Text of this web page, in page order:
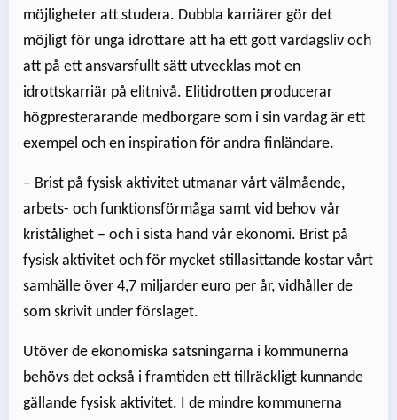
möjligheter att studera. Dubbla karriärer gör det
möjligt för unga idrottare att ha ett gott vardagsliv och
att på ett ansvarsfullt sätt utvecklas mot en
idrottskarriär på elitnivå. Elitidrotten producerar
högpresterarande medborgare som i sin vardag är ett
exempel och en inspiration för andra finländare.
– Brist på fysisk aktivitet utmanar vårt välmående,
arbets- och funktionsförmåga samt vid behov vår
kristålighet – och i sista hand vår ekonomi. Brist på
fysisk aktivitet och för mycket stillasittande kostar vårt
samhälle över 4,7 miljarder euro per år, vidhåller de
som skrivit under förslaget.
Utöver de ekonomiska satsningarna i kommunerna
behövs det också i framtiden ett tillräckligt kunnande
gällande fysisk aktivitet. I de mindre kommunerna